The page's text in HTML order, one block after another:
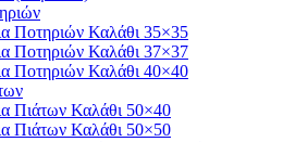
Ποτηριών Καλάθι 35×35
Ποτηριών Καλάθι 37×37
Ποτηριών Καλάθι 40×40
Πιάτων Καλάθι 50×40
Πιάτων Καλάθι 50×50